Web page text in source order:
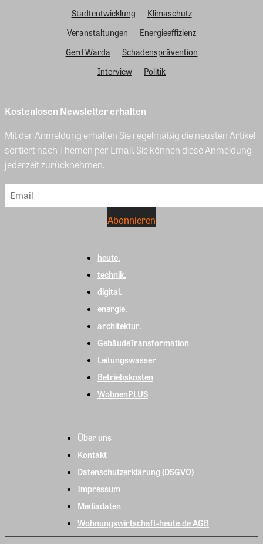
Stadtentwicklung
Klimaschutz
Veranstaltungen
Energieeffizienz
Gerd Warda
Schadensprävention
Interview
Politik
Kostenlosen Newsletter erhalten
Mit der Anmeldung erhalten Sie regelmäßig die neusten Artikel
sortiert nach Themen per Email. Sie können diese Anmeldung
jederzeit zurücknehmen.
heute.
technik.
digital.
energie.
architektur.
GebäudeTransformation
Leitungswasser
Betriebskosten
WohnenPLUS
Über uns
Kontakt
Datenschutzerklärung (DSGVO)
Impressum
Mediadaten
Wohnungswirtschaft-heute.de AGB